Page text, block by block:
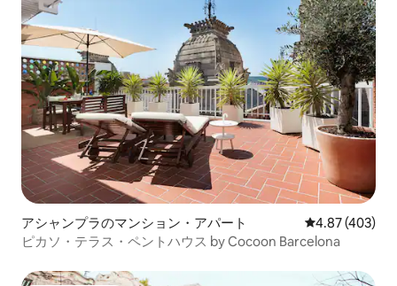
アシャンプラのマンション・アパート レビュー403
4.87 (403)
ピカソ・テラス・ペントハウス by Cocoon Barcelona